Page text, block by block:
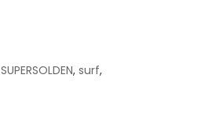
SUPERSOLDEN, surf,